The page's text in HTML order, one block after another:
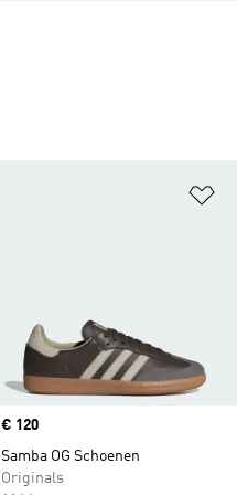
Price
€ 120
Samba OG Schoenen
Originals